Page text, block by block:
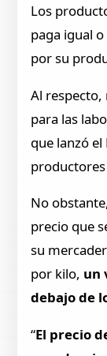
Los
paga igual
por su
Al
para las
que lanzó el
productores
No
precio que
su
por kilo, un
debajo de
“El precio